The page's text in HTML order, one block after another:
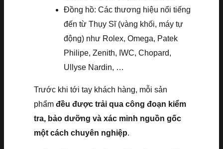
Đồng hồ: Các thương hiệu nổi tiếng
đến từ Thụy Sĩ (vàng khối, máy tự
động) như Rolex, Omega, Patek
Philipe, Zenith, IWC, Chopard,
Ullyse Nardin, …
Trước khi tới tay khách hàng, mỗi sản
phẩm đều được trải qua công đoạn kiểm
tra, bảo dưỡng và xác minh nguồn gốc
một cách chuyên nghiệp.